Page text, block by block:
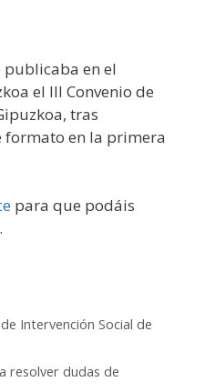
publicaba en el
el III Convenio de
tras
formato en la primera
para que podáis
Intervención Social de
resolver dudas de